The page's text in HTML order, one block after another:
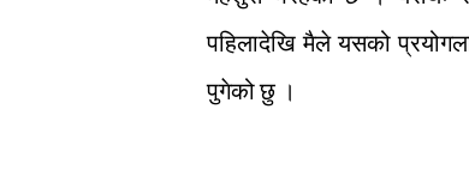
पहिलादेखि मैले यसको
पुगेको छु ।